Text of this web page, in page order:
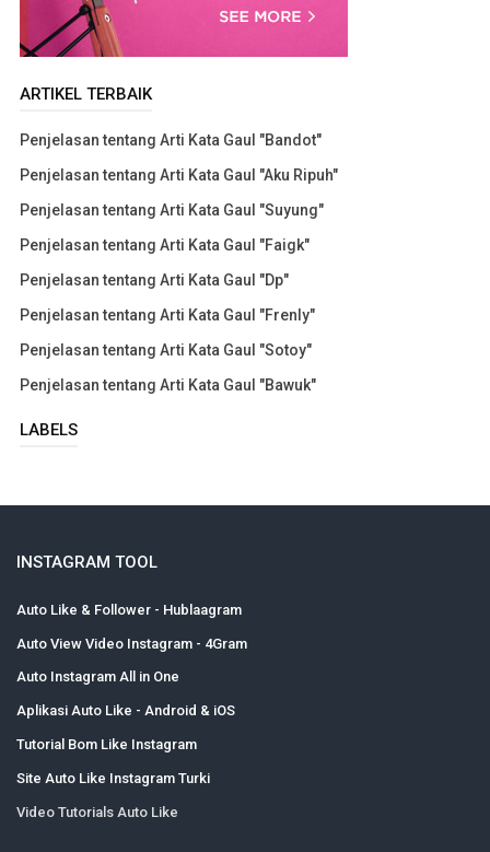
ARTIKEL TERBAIK
Penjelasan tentang Arti Kata Gaul "Bandot"
Penjelasan tentang Arti Kata Gaul "Aku Ripuh"
Penjelasan tentang Arti Kata Gaul "Suyung"
Penjelasan tentang Arti Kata Gaul "Faigk"
Penjelasan tentang Arti Kata Gaul "Dp"
Penjelasan tentang Arti Kata Gaul "Frenly"
Penjelasan tentang Arti Kata Gaul "Sotoy"
Penjelasan tentang Arti Kata Gaul "Bawuk"
LABELS
INSTAGRAM TOOL
Auto Like & Follower - Hublaagram
Auto View Video Instagram - 4Gram
Auto Instagram All in One
Aplikasi Auto Like - Android & iOS
Tutorial Bom Like Instagram
Site Auto Like Instagram Turki
Video Tutorials Auto Like